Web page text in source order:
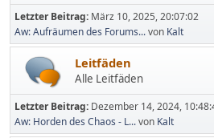
Letzter Beitrag: März 10, 2025, 20:07:02
Aw: Aufräumen des Forums...von Kalt
Leitfäden
Alle Leitfäden
Letzter Beitrag: Dezember 14, 2024,
Aw: Horden des Chaos - L...von Kalt